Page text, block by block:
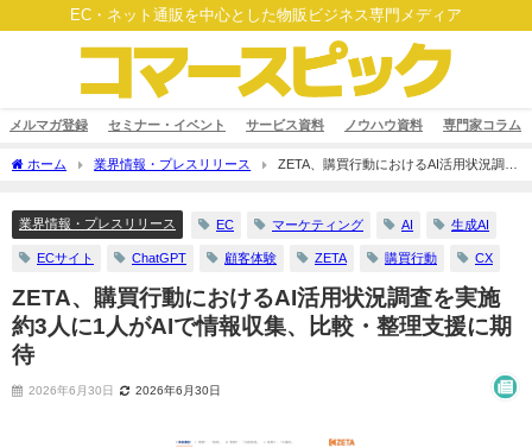
EC・ネット通販を中心とした物販ビジネス専門メディア
メルマガ登録 セミナー・イベント サービス資料 ノウハウ資料 専門家コラム
ホーム 業界情報・プレスリリース
ZETA、購買行動におけるAI活用状況調査
業界情報・プレスリリース EC マーケティング AI 生成AI
ECサイト ChatGPT 顧客体験 ZETA 購買行動 CX
ZETA、購買行動におけるAI活用状況調査を実施
約3人に1人がAIで情報収集、比較・整理支援に期
待
2026年6月30日 2026年6月30日